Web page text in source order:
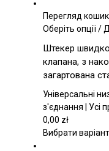
Перегляд
Оберіть опції
на
/
Штекер
клапана, з
загартована
Універсальні
з'єднання | Усі
0,00 zł
Вибрати